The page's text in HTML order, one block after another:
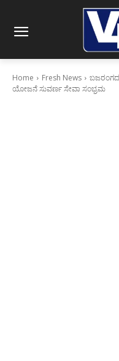
Home Fresh News
ಯೋಜನೆ ಸುವರ್ಣ ಸೇವಾ ಸಂಭ್ರಮ